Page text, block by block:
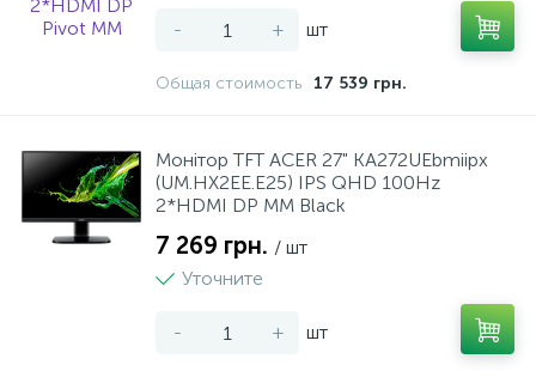
- + шт
Общая стоимость 17 539 грн.
Монiтор TFT ACER 27" KA272UEbmiipx
(UM.HX2EE.E25) IPS QHD 100Hz
2*HDMI DP MM Black
7 269 грн. / шт
Уточните
- + шт
Виниловый пол
Стеновые панели
6
Творчість та розвиток